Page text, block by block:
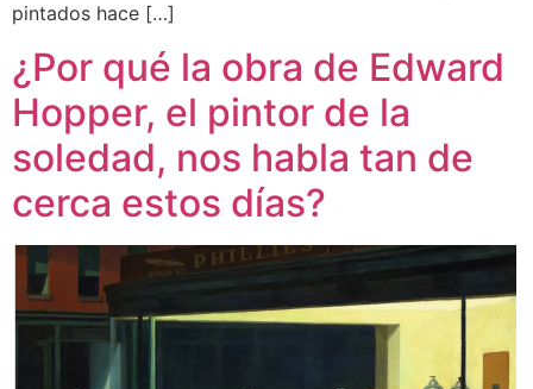
pintados hace […]
¿Por qué la obra de Edward
Hopper, el pintor de la
soledad, nos habla tan de
cerca estos días?